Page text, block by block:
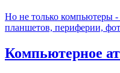
Но не только компьютеры
планшетов, периферии,
Компьютерное